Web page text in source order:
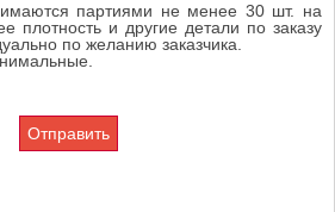
партиями не менее 30 шт. на
плотность и другие детали по заказу
по желанию заказчика.
Отправить